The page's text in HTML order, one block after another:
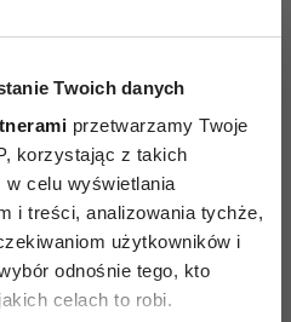
Twoich danych
przetwarzamy Twoje
korzystając z takich
w celu wyświetlania
i treści, analizowania tychże,
użytkowników i
odnośnie tego, kto
celach to robi.